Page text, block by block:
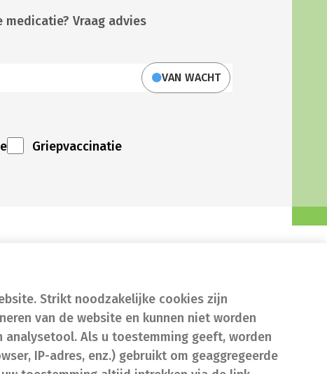
Strikt noodzakelijke cookies zijn
van de website en kunnen niet worden
analysetool. Als u toestemming geeft, worden
IP-adres, enz.) gebruikt om geaggregeerde
Vraag advies
VAN WACHT
Griepvaccinatie